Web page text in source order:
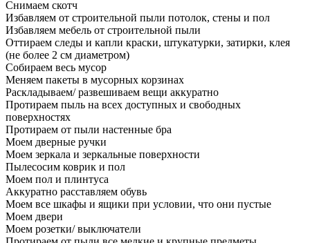
Снимаем скотч
Избавляем от строительной пыли потолок, стены и пол
Избавляем мебель от строительной пыли
Оттираем следы и капли краски, штукатурки, затирки, клея
(не более 2 см диаметром)
Собираем весь мусор
Меняем пакеты в мусорных корзинах
Раскладываем/ развешиваем вещи аккуратно
Протираем пыль на всех доступных и свободных
поверхностях
Протираем от пыли настенные бра
Моем дверные ручки
Моем зеркала и зеркальные поверхности
Пылесосим коврик и пол
Моем пол и плинтуса
Аккуратно расставляем обувь
Моем все шкафы и ящики при условии, что они пустые
Моем двери
Моем розетки/ выключатели